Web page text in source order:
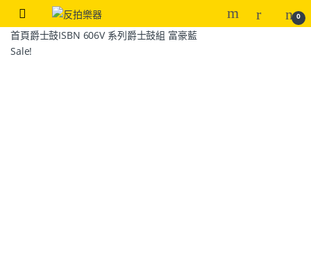
0
首頁爵士鼓ISBN 606V 系列爵士鼓組 富豪藍
Sale!